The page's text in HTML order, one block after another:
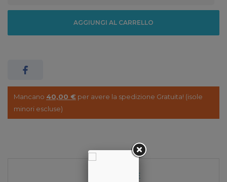
AGGIUNGI AL CARRELLO
Mancano 40,00 € per avere la spedizione Gratuita! (isole
minori escluse)
DESCRIZIONE